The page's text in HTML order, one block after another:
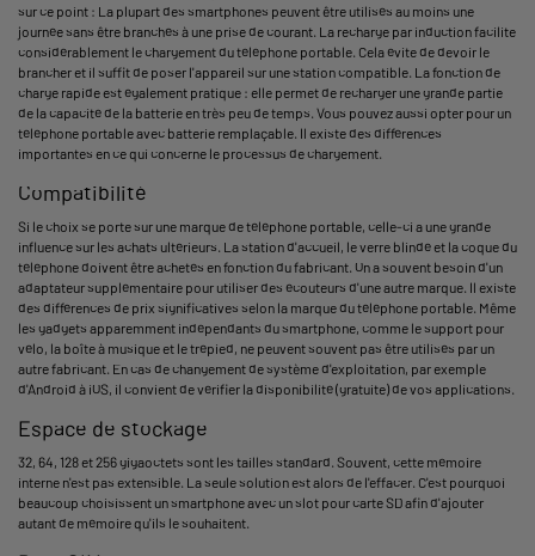
sur ce point : La plupart des smartphones peuvent être utilisés au moins une
journée sans être branchés à une prise de courant. La recharge par induction facilite
considérablement le chargement du téléphone portable. Cela évite de devoir le
brancher et il suffit de poser l'appareil sur une station compatible. La fonction de
charge rapide est également pratique : elle permet de recharger une grande partie
de la capacité de la batterie en très peu de temps. Vous pouvez aussi opter pour un
téléphone portable avec batterie remplaçable. Il existe des différences
importantes en ce qui concerne le processus de chargement.
Compatibilité
Si le choix se porte sur une marque de téléphone portable, celle-ci a une grande
influence sur les achats ultérieurs. La station d'accueil, le verre blindé et la coque du
téléphone doivent être achetés en fonction du fabricant. On a souvent besoin d'un
adaptateur supplémentaire pour utiliser des écouteurs d'une autre marque. Il existe
des différences de prix significatives selon la marque du téléphone portable. Même
les gadgets apparemment indépendants du smartphone, comme le support pour
vélo, la boîte à musique et le trépied, ne peuvent souvent pas être utilisés par un
autre fabricant. En cas de changement de système d'exploitation, par exemple
d'Android à iOS, il convient de vérifier la disponibilité (gratuite) de vos applications.
Espace de stockage
32, 64, 128 et 256 gigaoctets sont les tailles standard. Souvent, cette mémoire
interne n'est pas extensible. La seule solution est alors de l'effacer. C'est pourquoi
beaucoup choisissent un smartphone avec un slot pour carte SD afin d'ajouter
autant de mémoire qu'ils le souhaitent.